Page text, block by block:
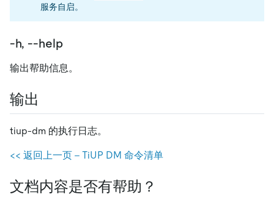
服务自启。
-h, --help
输出帮助信息。
输出
tiup-dm 的执行日志。
<< 返回上一页 - TiUP DM 命令清单
文档内容是否有帮助？